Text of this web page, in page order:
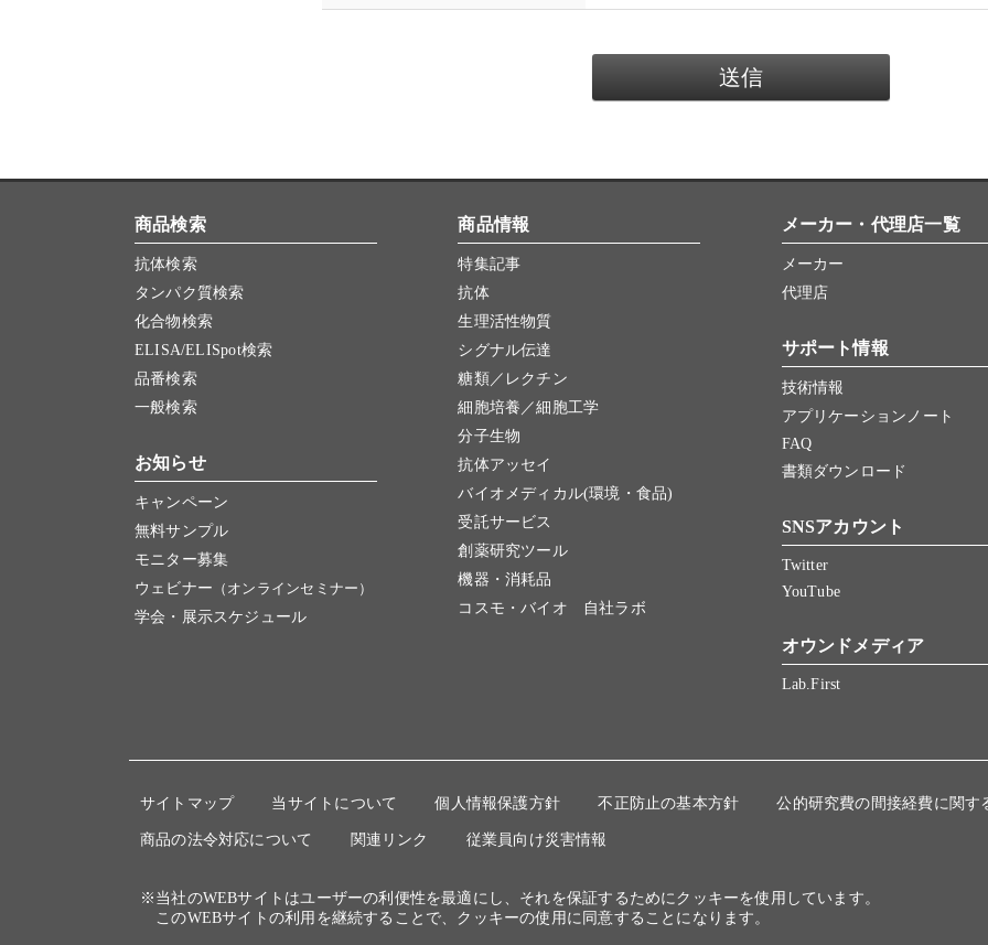
商品検索
抗体検索
タンパク質検索
化合物検索
ELISA/ELISpot検索
品番検索
一般検索
お知らせ
キャンペーン
無料サンプル
モニター募集
ウェビナー （オンラインセミナー）
学会・展示スケジュール
商品情報
特集記事
抗体
生理活性物質
シグナル伝達
糖類／レクチン
細胞培養／細胞工学
分子生物
抗体アッセイ
バイオメディカル(環境・食品)
受託サービス
創薬研究ツール
機器・消耗品
コスモ・バイオ 自社ラボ
メーカー・代理店一覧
メーカー
代理店
サポート情報
技術情報
アプリケーションノート
FAQ
書類ダウンロード
SNSアカウント
Twitter
YouTube
オウンドメディア
Lab.First
サイトマップ 当サイトについて 個人情報保護方針 不正防止の基本方針 公的研究費の間接経費に関す
商品の法令対応について 関連リンク 従業員向け災害情報
※当社のWEBサイトはユーザーの利便性を最適にし、それを保証するためにクッキーを使用しています。
このWEBサイトの利用を継続することで、クッキーの使用に同意することになります。